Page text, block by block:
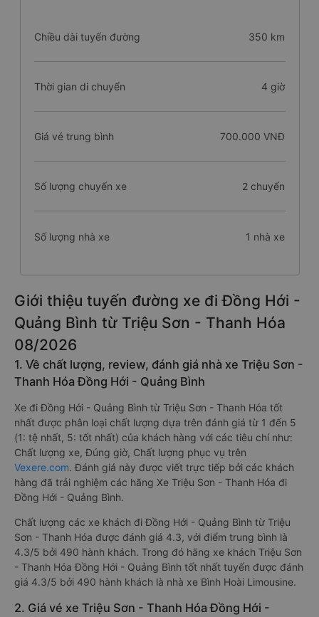
Chiều dài tuyến đường 350 km
Thời gian di chuyển 4 giờ
Giá vé trung bình 700.000 VNĐ
Số lượng chuyến xe 2 chuyến
Số lượng nhà xe 1 nhà xe
Giới thiệu tuyến đường xe đi Đồng Hới -
Quảng Bình từ Triệu Sơn - Thanh Hóa
08/2026
1. Về chất lượng, review, đánh giá nhà xe Triệu Sơn -
Thanh Hóa Đồng Hới - Quảng Bình
Xe đi Đồng Hới - Quảng Bình từ Triệu Sơn - Thanh Hóa tốt
nhất được phân loại chất lượng dựa trên đánh giá từ 1 đến 5
(1: tệ nhất, 5: tốt nhất) của khách hàng với các tiêu chí như:
Chất lượng xe, Đúng giờ, Chất lượng phục vụ trên
Vexere.com. Đánh giá này được viết trực tiếp bởi các khách
hàng đã trải nghiệm các hãng Xe Triệu Sơn - Thanh Hóa đi
Đồng Hới - Quảng Bình.
Chất lượng các xe khách đi Đồng Hới - Quảng Bình từ Triệu
Sơn - Thanh Hóa được đánh giá 4.3, với điểm trung bình là
4.3/5 bởi 490 hành khách. Trong đó hãng xe khách Triệu Sơn
- Thanh Hóa Đồng Hới - Quảng Bình tốt nhất tuyến được đánh
giá 4.3/5 bởi 490 hành khách là nhà xe Bình Hoài Limousine.
2. Giá vé xe Triệu Sơn - Thanh Hóa Đồng Hới -